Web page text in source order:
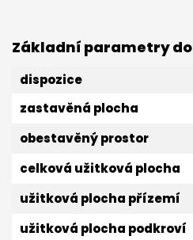
Základní parametry
dispozice
zastavěná plocha
obestavěný prostor
celková užitková plocha
užitková plocha přízemí
užitková plocha podkroví